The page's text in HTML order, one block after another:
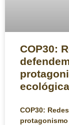
COP30:
ecológica
COP30: